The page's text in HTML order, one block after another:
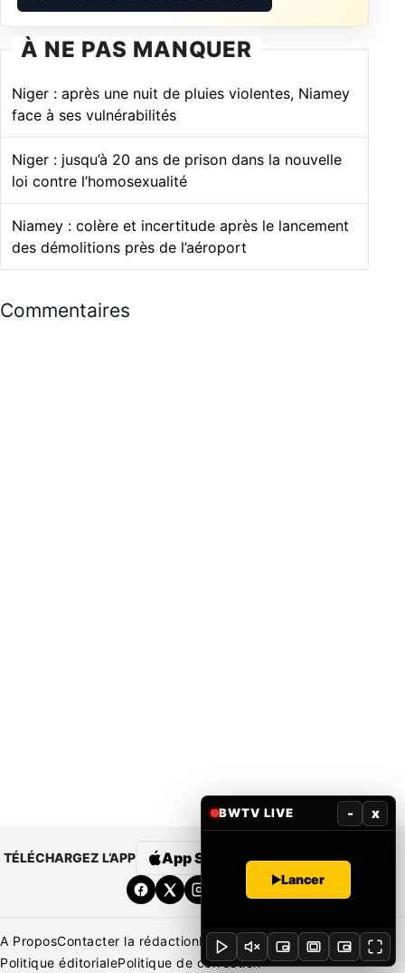
À NE PAS MANQUER
Niger : après une nuit de pluies violentes, Niamey
face à ses vulnérabilités
Niger : jusqu’à 20 ans de prison dans la nouvelle
loi contre l’homosexualité
Niamey : colère et incertitude après le lancement
des démolitions près de l’aéroport
Commentaires
TÉLÉCHARGEZ L’APP App Store Google Play
A ProposContacter la rédactionRédaction Mentions légales
Politique éditorialePolitique de correction
BWTV LIVE - x
Lancer